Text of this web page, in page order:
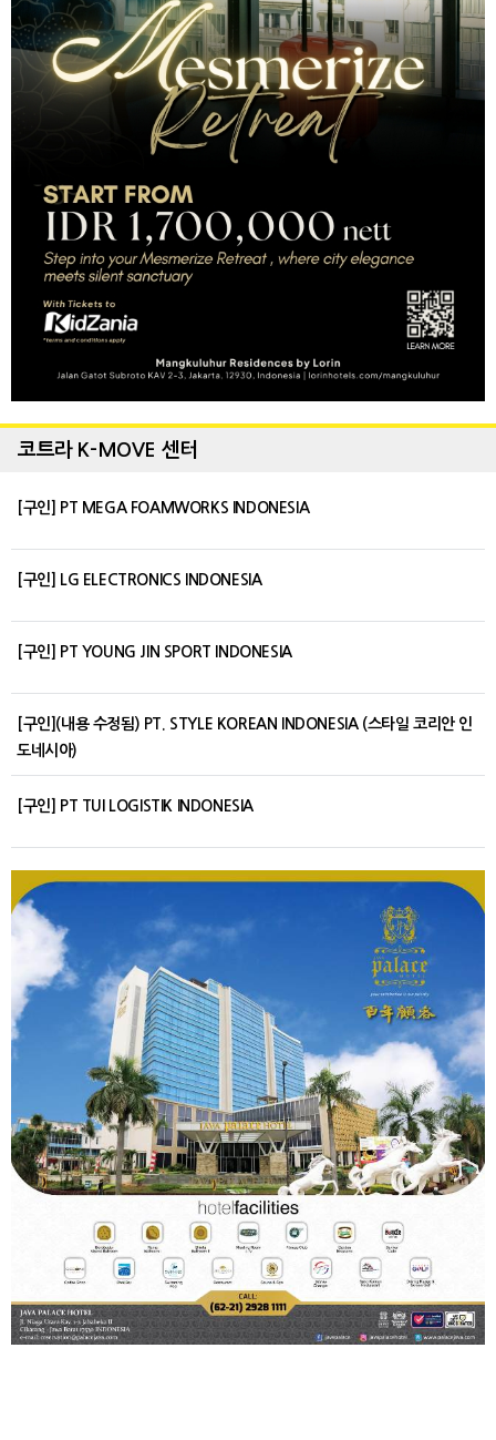
코트라 K-MOVE 센터
[구인] PT MEGA FOAMWORKS INDONESIA
[구인] LG ELECTRONICS INDONESIA
[구인] PT YOUNG JIN SPORT INDONESIA
[구인](내용 수정됨) PT. STYLE KOREAN INDONESIA (스타일 코리안 인
도네시아)
[구인] PT TUI LOGISTIK INDONESIA